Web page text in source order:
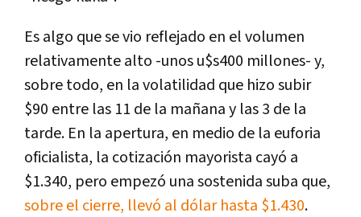
Es algo que se vio reflejado en el volumen
relativamente alto -unos u$s400 millones- y,
sobre todo, en la volatilidad que hizo subir
$90 entre las 11 de la mañana y las 3 de la
tarde. En la apertura, en medio de la euforia
oficialista, la cotización mayorista cayó a
$1.340, pero empezó una sostenida suba que,
sobre el cierre, llevó al dólar hasta $1.430.